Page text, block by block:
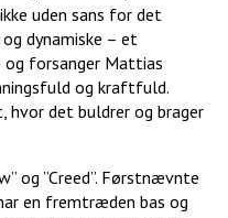
uden sans for det
dynamiske – et
og forsanger Mattias
og kraftfuld.
hvor det buldrer og brager
og ”Creed”. Førstnævnte
en fremtræden bas og